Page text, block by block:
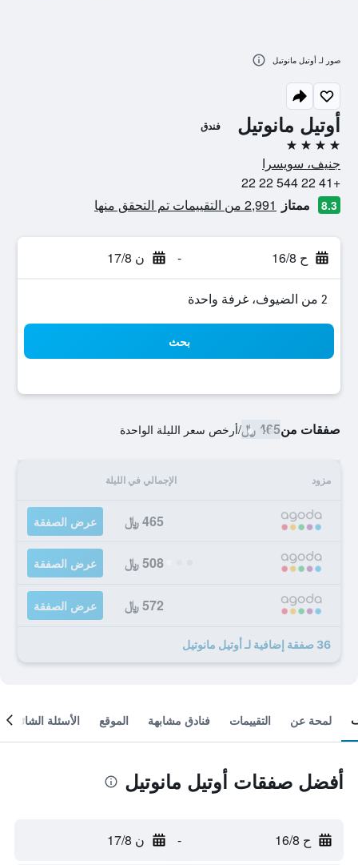
أوتيل مانوتيل فندق
4 نجوم
جنيف، سويسرا
+41 22 544 22 22
8.3 ممتاز 2,991 من التقييمات تم التحقق منها
ح 16/8 - ن 17/8
2 من الضيوف، غرفة واحدة
بحث
صفقات من465 ﷼ /أرخص سعر الليلة الواحدة
مزود الإجمالي في الليلة
465 ﷼ عرض الصفقة
508 ﷼ عرض الصفقة
572 ﷼ عرض الصفقة
36 صفقة إضافية لـ أوتيل مانوتيل
صور لـ أوتيل مانوتيل
لمحة عن التقييمات فنادق مشابهة الموقع الأسئلة الشائعة
أفضل صفقات أوتيل مانوتيل
ح 16/8 - ن 17/8